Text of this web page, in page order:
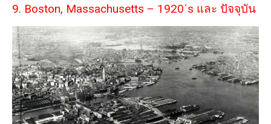
9. Boston, Massachusetts – 1920´s และ ปัจจุบัน